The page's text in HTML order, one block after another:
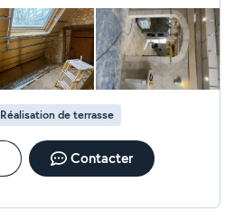
Réalisation de terrasse
Contacter